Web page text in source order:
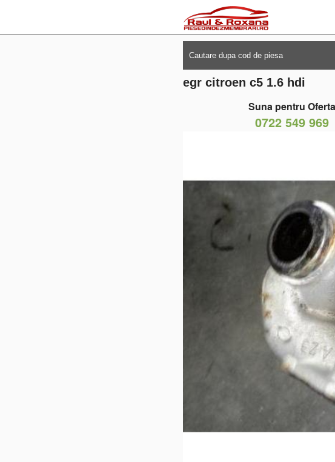
egr citroen c5 1.6 hdi
Suna pentru Oferta
0722 549 969